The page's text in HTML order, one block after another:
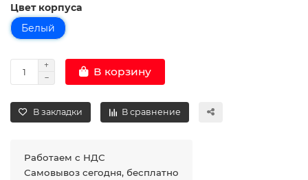
Цвет корпуса
Белый
В корзину
В закладки В сравнение
Работаем с НДС
Самовывоз сегодня, бесплатно